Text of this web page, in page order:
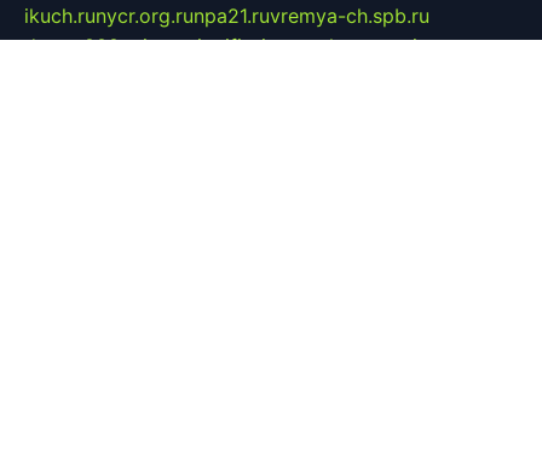
ikuch.runycr.org.runpa21.ruvremya-ch.spb.ru
desert000.ruivtorgi.ruifiori.rucatalog-statei.ru